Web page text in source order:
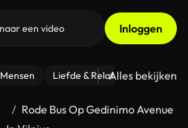
Inloggen
Mensen Liefde & Relaties - Fitness
Alles bekijken
Rode Bus Op Gedinimo Avenue